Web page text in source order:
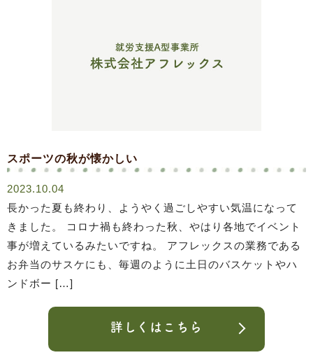
スポーツの秋が懐かしい
2023.10.04
長かった夏も終わり、ようやく過ごしやすい気温になって
きました。 コロナ禍も終わった秋、やはり各地でイベント
事が増えているみたいですね。 アフレックスの業務である
お弁当のサスケにも、毎週のように土日のバスケットやハ
ンドボー […]
詳しくはこちら